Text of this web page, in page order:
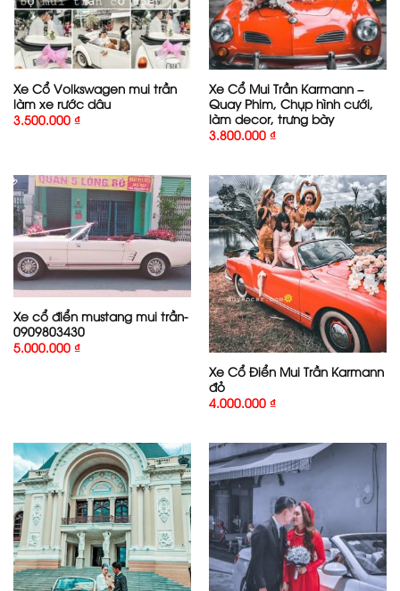
Xe Cổ Volkswagen mui trần
làm xe rước dâu
3.500.000 ₫
Xe Cổ Mui Trần Karmann –
Quay Phim, Chụp hình cưới,
làm decor, trưng bày
3.800.000 ₫
Xe cổ điển mustang mui trần-
0909803430
5.000.000 ₫
Xe Cổ Điển Mui Trần Karmann
đỏ
4.000.000 ₫